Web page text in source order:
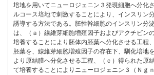
培地を用いてニューロジェニン３発現細胞へ分化
ルコース培地で刺激することにより、インスリン
誘導する方法である。胚性幹細胞のインスリン分
は、（ａ）線維芽細胞増殖因子およびアクチビン
培養することにより胚体内胚葉へ分化させる工程
胚葉を、線維芽細胞増殖因子の存在下、馴化培地
より原結膜へ分化させる工程、（ｃ）得られた原
て培養することによりニューロジェニン３（Ｎｇ